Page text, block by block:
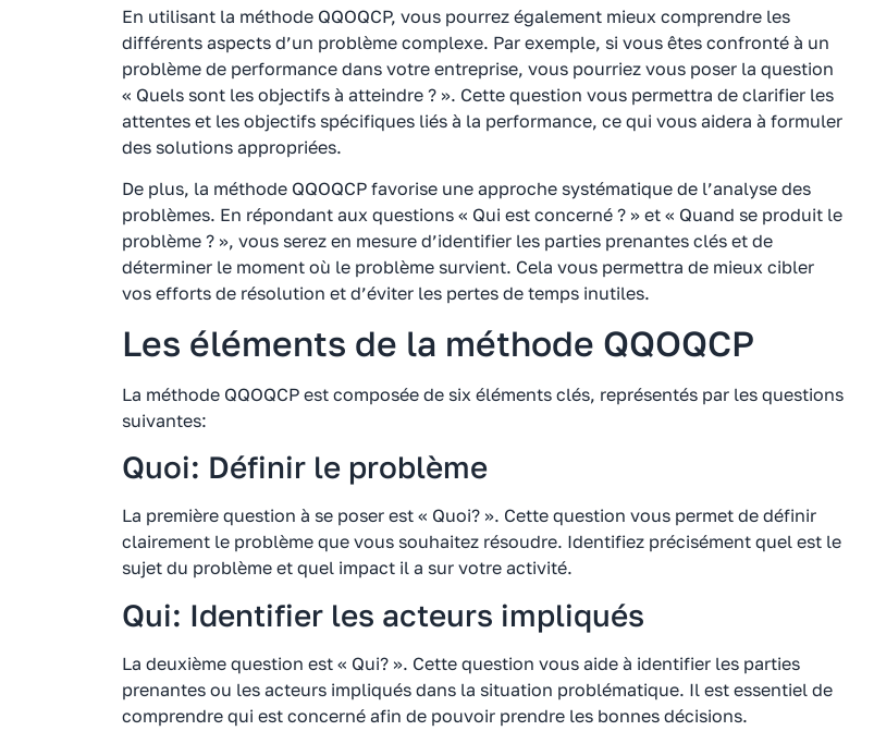
En utilisant la méthode QQOQCP, vous pourrez également mieux comprendre les
différents aspects d’un problème complexe. Par exemple, si vous êtes confronté à un
problème de performance dans votre entreprise, vous pourriez vous poser la question
« Quels sont les objectifs à atteindre ? ». Cette question vous permettra de clarifier les
attentes et les objectifs spécifiques liés à la performance, ce qui vous aidera à formuler
des solutions appropriées.
De plus, la méthode QQOQCP favorise une approche systématique de l’analyse des
problèmes. En répondant aux questions « Qui est concerné ? » et « Quand se produit le
problème ? », vous serez en mesure d’identifier les parties prenantes clés et de
déterminer le moment où le problème survient. Cela vous permettra de mieux cibler
vos efforts de résolution et d’éviter les pertes de temps inutiles.
Les éléments de la méthode QQOQCP
La méthode QQOQCP est composée de six éléments clés, représentés par les questions
suivantes:
Quoi: Définir le problème
La première question à se poser est « Quoi? ». Cette question vous permet de définir
clairement le problème que vous souhaitez résoudre. Identifiez précisément quel est le
sujet du problème et quel impact il a sur votre activité.
Qui: Identifier les acteurs impliqués
La deuxième question est « Qui? ». Cette question vous aide à identifier les parties
prenantes ou les acteurs impliqués dans la situation problématique. Il est essentiel de
comprendre qui est concerné afin de pouvoir prendre les bonnes décisions.